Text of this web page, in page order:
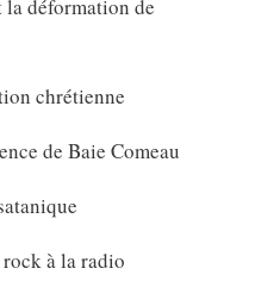
déformation de
chrétienne
de Baie Comeau
à la radio